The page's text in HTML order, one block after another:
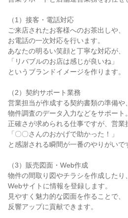
（1）接客・電話対応
ご来店されたお客様へのお茶出しや、
お電話の一次対応を行います。
あなたの明るい笑顔と丁寧な対応が、
「リバブルのお店は感じが良いね」
というブランドイメージを作ります。
（2）契約サポート業務
営業担当が作成する契約書類の準備や、
物件調査のデータ入力などをサポート。
正確さが求められる仕事ですが、営業
「〇〇さんのおかげで助かった！」
と感謝される瞬間が一番のやりがいで
（3）販売図面・Web作成
物件の間取り図やチラシを作成したり、
Webサイトに情報を登録します。
見やすく魅力的な図面を作ることで、
反響アップに貢献できます。